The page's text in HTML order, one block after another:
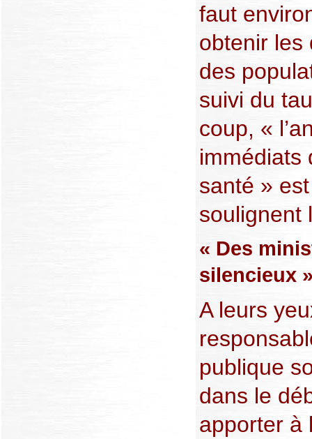
faut
obtenir les
des
suivi du
coup, «
immédiats
santé »
soulignent
« Des
silencieux
A leurs
publique
dans le
apporter à